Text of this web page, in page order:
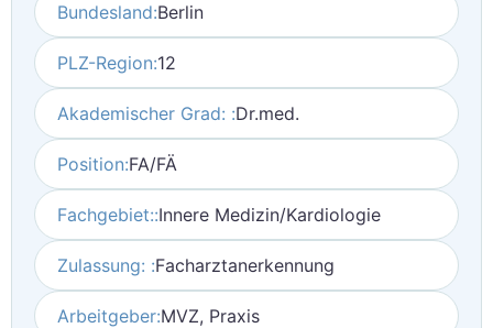
Bundesland:Berlin
PLZ-Region:12
Akademischer Grad: :Dr.med.
Position:FA/FÄ
Fachgebiet::Innere Medizin/Kardiologie
Zulassung: :Facharztanerkennung
Arbeitgeber:MVZ, Praxis